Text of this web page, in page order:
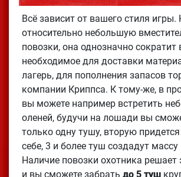
Всё зависит от вашего стиля игры.
относительно небольшую
повозки, она однозначно сократит
необходимое для доставки
лагерь, для пополнения запасов
компании Криппса. К тому-же, в
вы можете например встретить
оленей, будучи на лошади вы
только одну тушу, вторую
себе, 3 и более туш создадут
Наличие повозки охотника решает
и вы сможете забрать до 5 туш